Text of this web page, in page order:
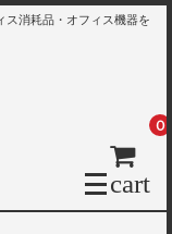
ス消耗品・オフィス機器を
cart
0